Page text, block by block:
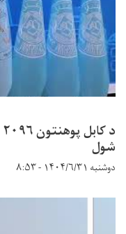
شول
دوشنبه ۱۴۰۴/۶/۳۱ - ۸:۵۳